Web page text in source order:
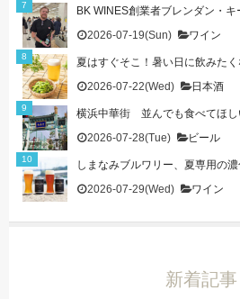
BK WINES創業者ブレンダン・
2026-07-19(Sun)
ワイン
夏はすぐそこ！暑い日に飲みた
2026-07-22(Wed)
日本酒
横浜中華街 並んでも食べてほし
2026-07-28(Tue)
ビール
しまなみブルワリー、夏専用の
2026-07-29(Wed)
ワイン
新着記事